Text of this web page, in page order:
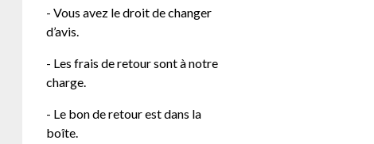
- Vous avez le droit de changer
d’avis.
- Les frais de retour sont à notre
charge.
- Le bon de retour est dans la
boîte.